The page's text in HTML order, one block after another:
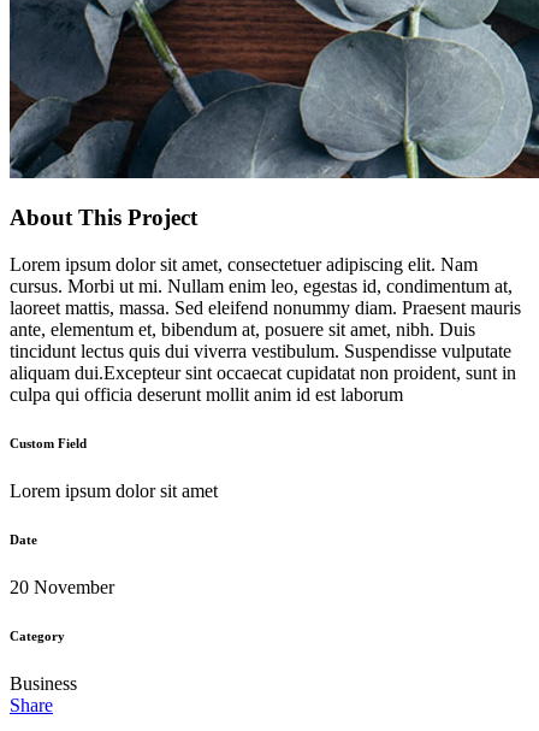
About This Project
Lorem ipsum dolor sit amet, consectetuer adipiscing elit. Nam
cursus. Morbi ut mi. Nullam enim leo, egestas id, condimentum at,
laoreet mattis, massa. Sed eleifend nonummy diam. Praesent mauris
ante, elementum et, bibendum at, posuere sit amet, nibh. Duis
tincidunt lectus quis dui viverra vestibulum. Suspendisse vulputate
aliquam dui.Excepteur sint occaecat cupidatat non proident, sunt in
culpa qui officia deserunt mollit anim id est laborum
Custom Field
Lorem ipsum dolor sit amet
Date
20 November
Category
Business
Share